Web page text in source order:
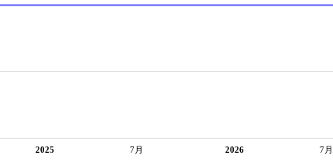
2025 7月 2026 7月